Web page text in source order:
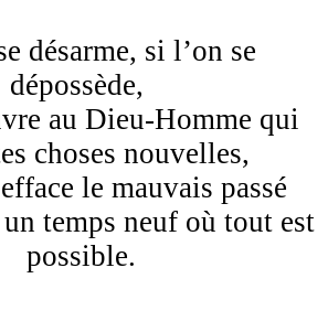
désarme, si l’on se
dépossède,
au Dieu-Homme qui
choses nouvelles,
le mauvais passé
temps neuf où tout est
possible.